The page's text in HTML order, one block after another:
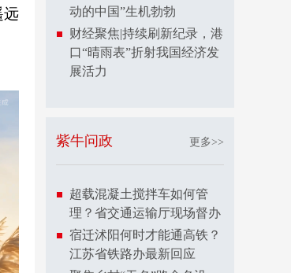
远
动的中国”生机勃勃
财经聚焦|持续刷新纪录，港
口“晴雨表”折射我国经济发
展活力
紫牛问政 更多>>
超载混凝土搅拌车如何管
理？省交通运输厅现场督办
宿迁沭阳何时才能通高铁？
江苏省铁路办最新回应